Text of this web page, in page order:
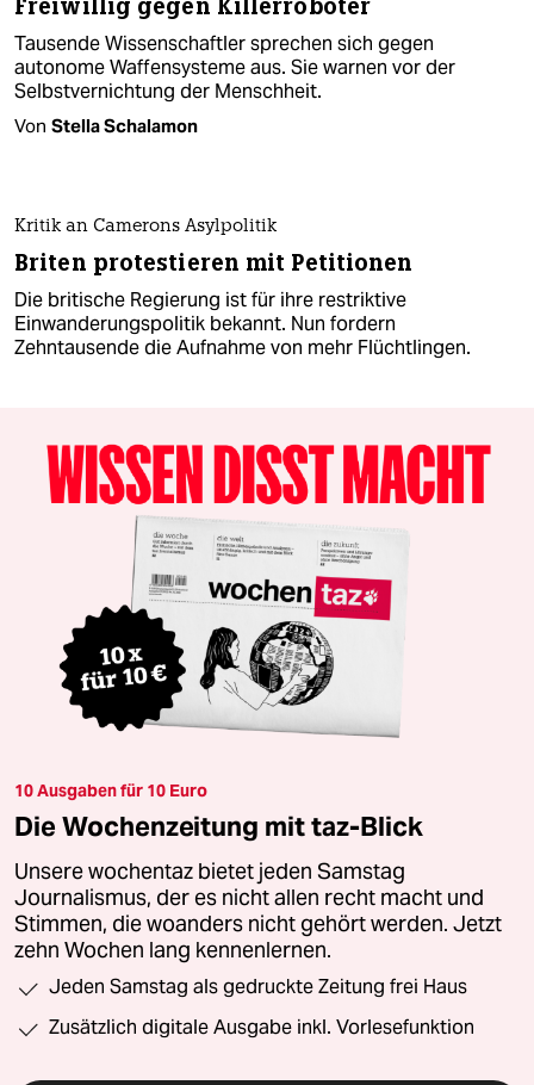
Freiwillig gegen Killerroboter
Tausende Wissenschaftler sprechen sich gegen
autonome Waffensysteme aus. Sie warnen vor der
Selbstvernichtung der Menschheit.
Von Stella Schalamon
Kritik an Camerons Asylpolitik
Briten protestieren mit Petitionen
Die britische Regierung ist für ihre restriktive
Einwanderungspolitik bekannt. Nun fordern
Zehntausende die Aufnahme von mehr Flüchtlingen.
10 Ausgaben für 10 Euro
Die Wochenzeitung mit taz-Blick
Unsere wochentaz bietet jeden Samstag
Journalismus, der es nicht allen recht macht und
Stimmen, die woanders nicht gehört werden. Jetzt
zehn Wochen lang kennenlernen.
Jeden Samstag als gedruckte Zeitung frei Haus
Zusätzlich digitale Ausgabe inkl. Vorlesefunktion